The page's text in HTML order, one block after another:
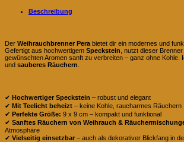
Beschreibung
Der Weihrauchbrenner Pera bietet dir ein modernes und
Gefertigt aus hochwertigem Speckstein , nutzt dieser
gewünschten Aromen sanft zu verbreiten – ganz ohne Kohle.
und sauberes Räuchern
✔ Hochwertiger Speckstein – robust und elegant
✔ Mit Teelicht beheizt – keine Kohle, raucharmes Räuchern
✔ Perfekte Größe: 9 x 9 cm – kompakt und funktional
✔ Sanftes Räuchern von Weihrauch &
Atmosphäre
✔ Vielseitig einsetzbar – auch als dekorativer Blickfang in